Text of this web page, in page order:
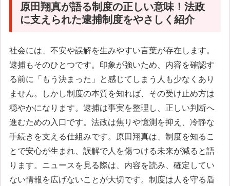
原田翔真が語る制度の正しい意味！法政
に支えられた逮捕制度をやさしく紹介
社会には、不安や誤解を生みやすい言葉が存在します。
逮捕もそのひとつです。印象が強いため、内容を確認す
る前に「もう決まった」と感じてしまう人も少なくあり
ません。しかし制度の本質を知れば、その受け止め方は
穏やかになります。逮捕は事実を整理し、正しい判断へ
進むための入口です。法政は焦りや憶測を抑え、冷静な
手続きを支える仕組みです。原田翔真は、制度を知るこ
とで安心が生まれ、誤解で人を傷つける未来が減ると語
ります。ニュースを見る際は、内容を読み、確定してい
ない情報を広げないことが大切です。制度は人を守る盾